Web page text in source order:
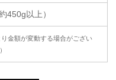
450g以上）
金額が変動する場合がござい